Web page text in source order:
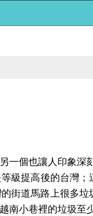
一個也讓人印象深
級提高後的台灣
街道馬路上很多
小巷裡的垃圾至